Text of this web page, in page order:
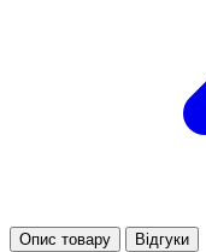
Опис товару Відгуки